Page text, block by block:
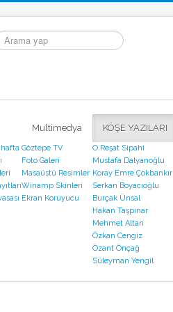
Multimedya
Göztepe TV
Foto Galeri
Masaüstü Resimler
Winamp Skinleri
Ekran Koruyucu
KÖŞE YAZILARI
O.Reşat Sipahi
Mustafa Dalyanoğlu
Koray Emre Çokbankır
Serkan Boyacıoğlu
Burçak Ünsal
Hakan Taşpınar
Mehmet Altan
Özkan Cengiz
Özant Önçağ
Süleyman Yengil